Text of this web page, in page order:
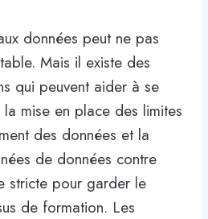
données peut ne pas
Mais il existe des
qui peuvent aider à se
mise en place des limites
des données et la
de données contre
stricte pour garder le
de formation. Les